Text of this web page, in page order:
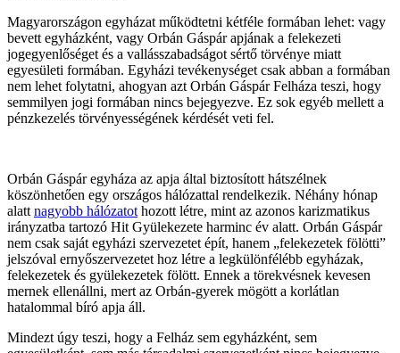
Magyarországon egyházat működtetni kétféle formában lehet: vagy
bevett egyházként, vagy Orbán Gáspár apjának a felekezeti
jogegyenlőséget és a vallásszabadságot sértő törvénye miatt
egyesületi formában. Egyházi tevékenységet csak abban a formában
nem lehet folytatni, ahogyan azt Orbán Gáspár Felháza teszi, hogy
semmilyen jogi formában nincs bejegyezve. Ez sok egyéb mellett a
pénzkezelés törvényességének kérdését veti fel.
Orbán Gáspár egyháza az apja által biztosított hátszélnek
köszönhetően egy országos hálózattal rendelkezik. Néhány hónap
alatt nagyobb hálózatot hozott létre, mint az azonos karizmatikus
irányzatba tartozó Hit Gyülekezete harminc év alatt. Orbán Gáspár
nem csak saját egyházi szervezetet épít, hanem „felekezetek fölötti”
jelszóval ernyőszervezetet hoz létre a legkülönfélébb egyházak,
felekezetek és gyülekezetek fölött. Ennek a törekvésnek kevesen
mernek ellenállni, mert az Orbán-gyerek mögött a korlátlan
hatalommal bíró apja áll.
Mindezt úgy teszi, hogy a Felház sem egyházként, sem